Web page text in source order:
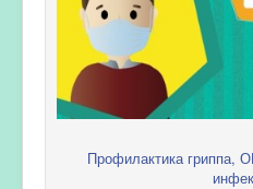
Профилактика гриппа,